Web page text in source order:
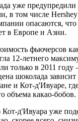
уже предупредили
в том числе
опасаются, что
в Европе и Азии.
фьючерсов
12-летнего
только в 2011 году
шоколада
и Кот-д'Ивуаре,
объема какао-бобов.
Кот-д'Ивуара уже